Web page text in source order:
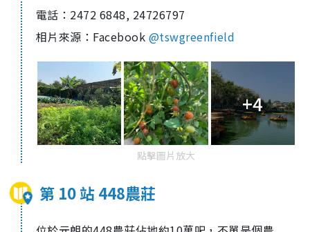
電話： 2472 6848, 24726797
相片來源： Facebook @tswgreenfield
+4
點擊圖片放大
第 10 站 448農莊